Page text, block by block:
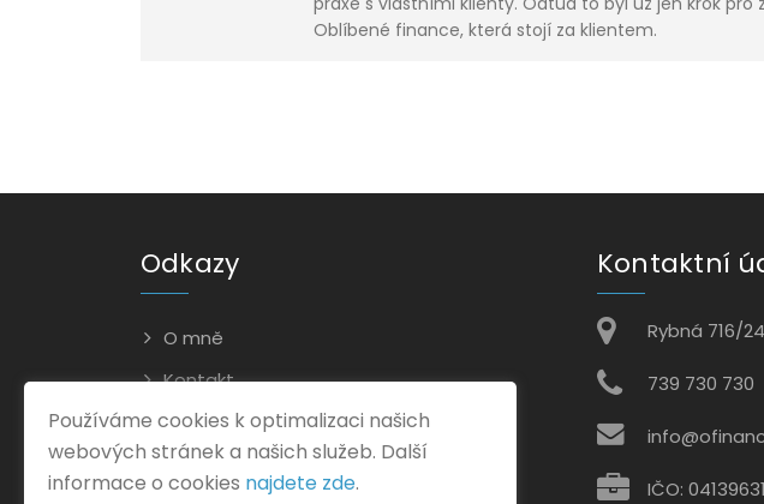
Oblíbené finance, která stojí za klientem.
Odkazy
O mně
Kontakt
Ochrana osobních údajů
Kontaktní
Rybná 716/
739 730 730
IČO: 04139631
Používáme cookies k optimalizaci našich
webových stránek a našich služeb. Další
informace o cookies najdete zde.